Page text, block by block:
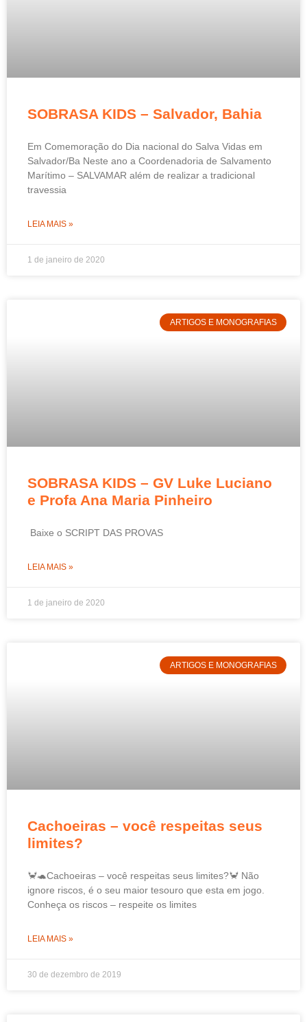
SOBRASA KIDS – Salvador, Bahia
Em Comemoração do Dia nacional do Salva Vidas em
Salvador/Ba Neste ano a Coordenadoria de Salvamento
Marítimo – SALVAMAR além de realizar a tradicional
travessia
LEIA MAIS »
1 de janeiro de 2020
ARTIGOS E MONOGRAFIAS
SOBRASA KIDS – GV Luke Luciano
e Profa Ana Maria Pinheiro
Baixe o SCRIPT DAS PROVAS
LEIA MAIS »
1 de janeiro de 2020
ARTIGOS E MONOGRAFIAS
Cachoeiras – você respeitas seus
limites?
🦀🐢Cachoeiras – você respeitas seus limites?🦀 Não
ignore riscos, é o seu maior tesouro que esta em jogo.
Conheça os riscos – respeite os limites
LEIA MAIS »
30 de dezembro de 2019